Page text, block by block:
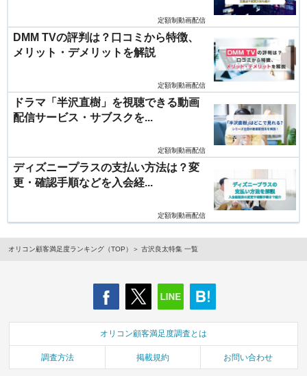
定額制動画配信
DMM TVの評判は？口コミから特徴、
メリット・デメリットを解説
定額制動画配信
ドラマ「半沢直樹」を視聴できる動画
配信サービス・サブスクを...
定額制動画配信
ディズニープラスの支払い方法は？変
更・確認手順などを入会経...
定額制動画配信
オリコン顧客満足度ランキング（TOP） 古沢良太特集 一覧
オリコン顧客満足度調査とは
調査方法 掲載規約 お問い合わせ